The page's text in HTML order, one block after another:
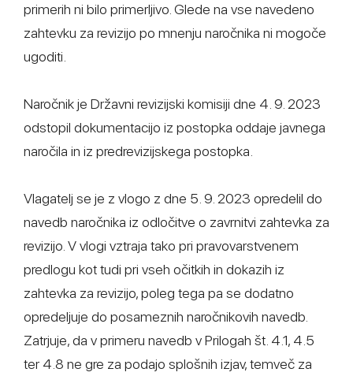
primerih ni bilo primerljivo. Glede na vse navedeno
zahtevku za revizijo po mnenju naročnika ni mogoče
ugoditi.
Naročnik je Državni revizijski komisiji dne 4. 9. 2023
odstopil dokumentacijo iz postopka oddaje javnega
naročila in iz predrevizijskega postopka.
Vlagatelj se je z vlogo z dne 5. 9. 2023 opredelil do
navedb naročnika iz odločitve o zavrnitvi zahtevka za
revizijo. V vlogi vztraja tako pri pravovarstvenem
predlogu kot tudi pri vseh očitkih in dokazih iz
zahtevka za revizijo, poleg tega pa se dodatno
opredeljuje do posameznih naročnikovih navedb.
Zatrjuje, da v primeru navedb v Prilogah št. 4.1, 4.5
ter 4.8 ne gre za podajo splošnih izjav, temveč za